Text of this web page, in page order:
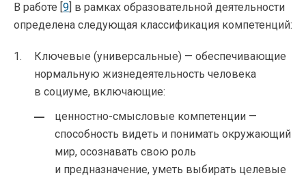
В работе [9] в рамках образовательной деятельности
определена следующая классификация компетенций:
Ключевые (универсальные) — обеспечивающие
нормальную жизнедеятельность человека
в социуме, включающие:
ценностно-смысловые компетенции —
способность видеть и понимать окружающий
мир, осознавать свою роль
и предназначение, уметь выбирать целевые